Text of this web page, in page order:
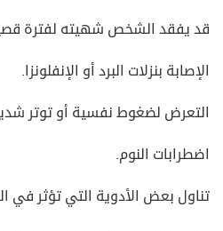
قد يفقد الشخص شهيته لفترة
الإصابة بنزلات البرد أو الإنفلونزا.
التعرض لضغوط نفسية أو توتر
اضطرابات النوم.
تناول بعض الأدوية التي تؤثر في